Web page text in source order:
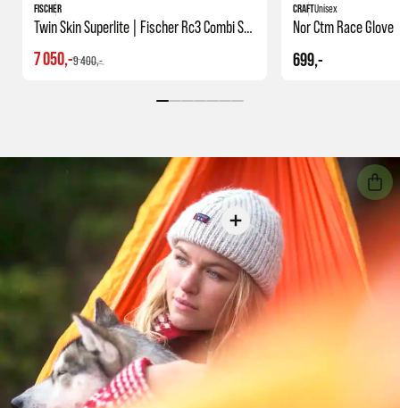
FISCHER
Twin Skin Superlite | Fischer Rc3 Combi Sko | Felleskipakke
9 400,-
7 050,-
CRAFTUnisex
Nor Ctm Race Glove
699,-